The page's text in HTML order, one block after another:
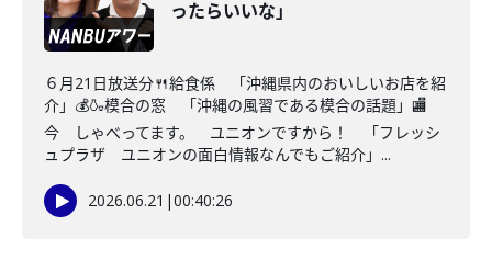
ったらいいな」
６月21日放送分🍴給食係 「沖縄県内のおいしいお店を紹
介」💰🍶模合の窓 「沖縄の風習である模合の話題」🏬
今 しゃべってます。 ユニオンですから！ 「フレッシ
ュプラザ ユニオンの面白情報なんでもご紹介」...
2026.06.21 |00:40:26